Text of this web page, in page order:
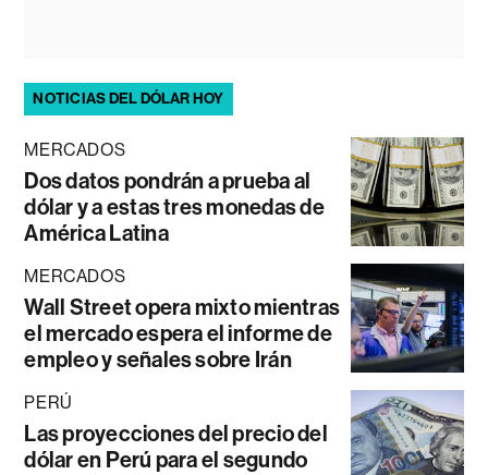
NOTICIAS DEL DÓLAR HOY
MERCADOS
Dos datos pondrán a prueba al
dólar y a estas tres monedas de
América Latina
MERCADOS
Wall Street opera mixto mientras
el mercado espera el informe de
empleo y señales sobre Irán
PERÚ
Las proyecciones del precio del
dólar en Perú para el segundo